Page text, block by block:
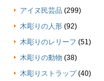
アイヌ民芸品 (299)
木彫りの人形 (92)
木彫りのレリーフ (51)
木彫りの動物 (38)
木彫りストラップ (40)